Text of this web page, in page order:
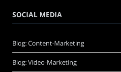
SOCIAL MEDIA
Blog: Content-Marketing
Blog: Video-Marketing